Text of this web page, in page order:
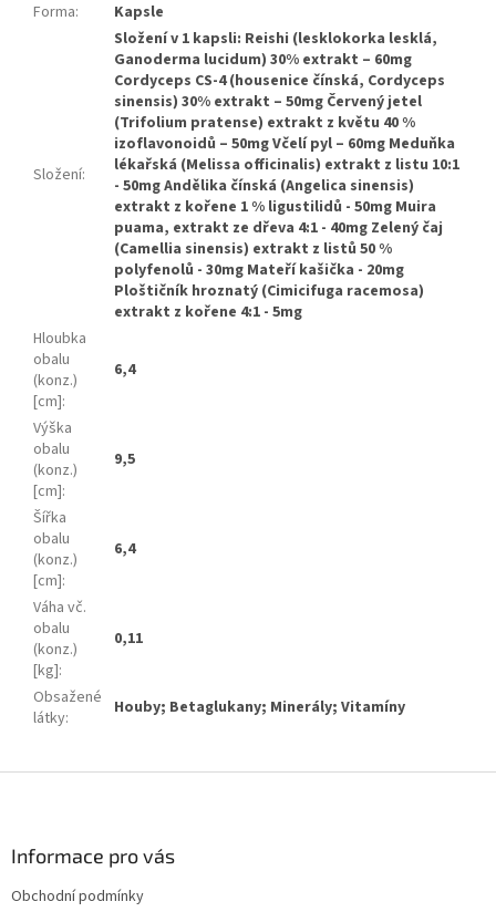
Forma: Kapsle
Složení:
Složení v 1 kapsli: Reishi (lesklokorka lesklá,
Ganoderma lucidum) 30% extrakt – 60mg
Cordyceps CS-4 (housenice čínská, Cordyceps
sinensis) 30% extrakt – 50mg Červený jetel
(Trifolium pratense) extrakt z květu 40 %
izoflavonoidů – 50mg Včelí pyl – 60mg Meduňka
lékařská (Melissa officinalis) extrakt z listu 10:1
- 50mg Andělika čínská (Angelica sinensis)
extrakt z kořene 1 % ligustilidů - 50mg Muira
puama, extrakt ze dřeva 4:1 - 40mg Zelený čaj
(Camellia sinensis) extrakt z listů 50 %
polyfenolů - 30mg Mateří kašička - 20mg
Ploštičník hroznatý (Cimicifuga racemosa)
extrakt z kořene 4:1 - 5mg
Hloubka
obalu
(konz.)
[cm]:
6,4
Výška
obalu
(konz.)
[cm]:
9,5
Šířka
obalu
(konz.)
[cm]:
6,4
Váha vč.
obalu
(konz.)
[kg]:
0,11
Obsažené
látky: Houby; Betaglukany; Minerály; Vitamíny
Informace pro vás
Obchodní podmínky